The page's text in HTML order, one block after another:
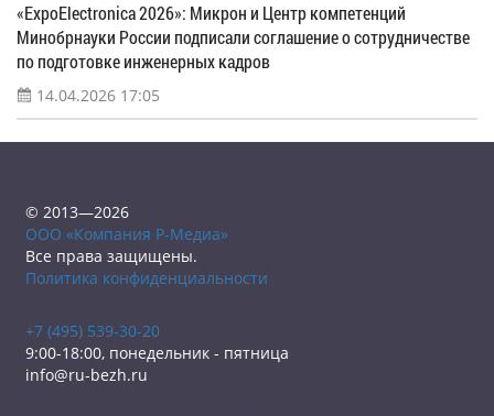
«ExpoElectronica 2026»: Микрон и Центр компетенций
Минобрнауки России подписали соглашение о сотрудничестве
по подготовке инженерных кадров
14.04.2026 17:05
© 2013—2026
ООО «Компания Р-Медиа»
Все права защищены.
Политика конфиденциальности
+7 (495) 539-30-20
9:00-18:00, понедельник - пятница
info@ru-bezh.ru